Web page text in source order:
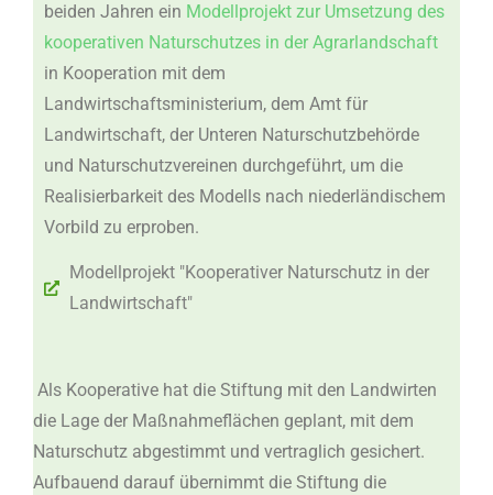
beiden Jahren ein Modellprojekt zur Umsetzung des
kooperativen Naturschutzes in der Agrarlandschaft
in Kooperation mit dem
Landwirtschaftsministerium, dem Amt für
Landwirtschaft, der Unteren Naturschutzbehörde
und Naturschutzvereinen durchgeführt, um die
Realisierbarkeit des Modells nach niederländischem
Vorbild zu erproben.
Modellprojekt "Kooperativer Naturschutz in der
Landwirtschaft"
Als Kooperative hat die Stiftung mit den Landwirten
die Lage der Maßnahmeflächen geplant, mit dem
Naturschutz abgestimmt und vertraglich gesichert.
Aufbauend darauf übernimmt die Stiftung die